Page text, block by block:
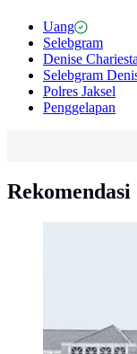
Uang
Selebgram
Denise Chariesta
Selebgram
Polres Jaksel
Penggelapan
Rekomendasi